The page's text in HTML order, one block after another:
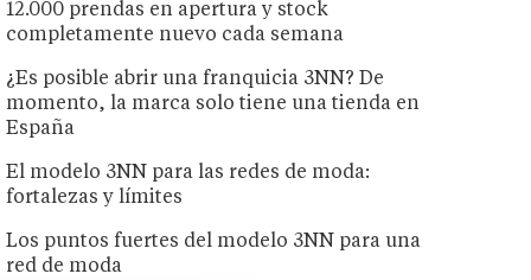
12.000 prendas en apertura y stock
completamente nuevo cada semana
¿Es posible abrir una franquicia 3NN? De
momento, la marca solo tiene una tienda en
España
El modelo 3NN para las redes de moda:
fortalezas y límites
Los puntos fuertes del modelo 3NN para una
red de moda